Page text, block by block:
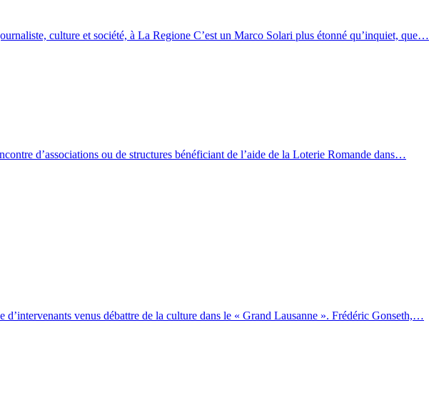
culture et société, à La Regione C’est un Marco Solari plus étonné qu’inquiet, que…
d’associations ou de structures bénéficiant de l’aide de la Loterie Romande dans…
venus débattre de la culture dans le « Grand Lau­sanne ». Frédéric Gonseth,…